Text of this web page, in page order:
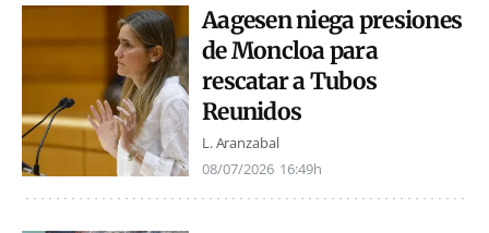
Aagesen niega presiones
de Moncloa para
rescatar a Tubos
Reunidos
L. Aranzabal
08/07/2026 16:49h